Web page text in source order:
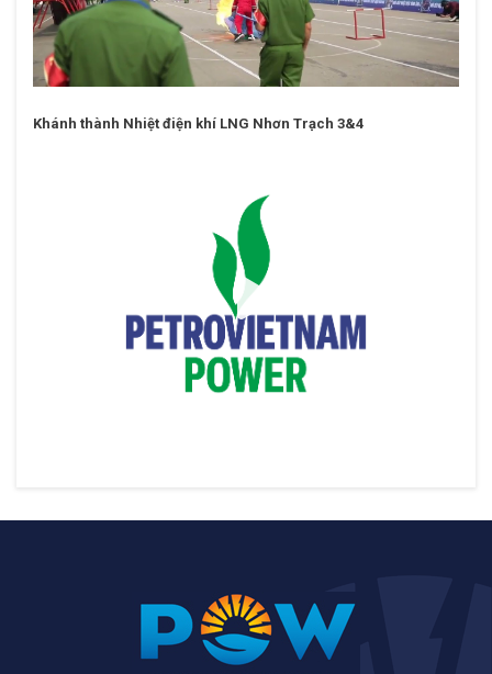
Khánh thành Nhiệt điện khí LNG Nhơn Trạch 3&4